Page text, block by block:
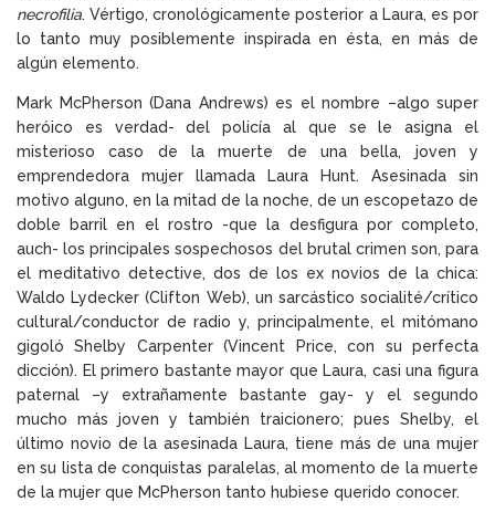
necrofilia. Vértigo, cronológicamente posterior a Laura, es por
lo tanto muy posiblemente inspirada en ésta, en más de
algún elemento.
Mark McPherson (Dana Andrews) es el nombre –algo super
heróico es verdad- del policía al que se le asigna el
misterioso caso de la muerte de una bella, joven y
emprendedora mujer llamada Laura Hunt. Asesinada sin
motivo alguno, en la mitad de la noche, de un escopetazo de
doble barril en el rostro -que la desfigura por completo,
auch- los principales sospechosos del brutal crimen son, para
el meditativo detective, dos de los ex novios de la chica:
Waldo Lydecker (Clifton Web), un sarcástico socialité/crítico
cultural/conductor de radio y, principalmente, el mitómano
gigoló Shelby Carpenter (Vincent Price, con su perfecta
dicción). El primero bastante mayor que Laura, casi una figura
paternal –y extrañamente bastante gay- y el segundo
mucho más joven y también traicionero; pues Shelby, el
último novio de la asesinada Laura, tiene más de una mujer
en su lista de conquistas paralelas, al momento de la muerte
de la mujer que McPherson tanto hubiese querido conocer.